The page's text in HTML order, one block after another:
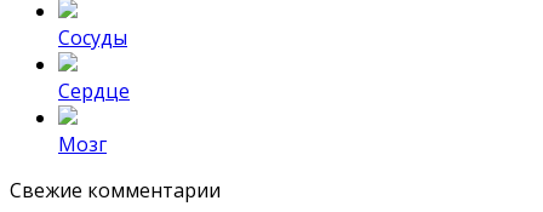
Сосуды
Сердце
Мозг
Свежие комментарии